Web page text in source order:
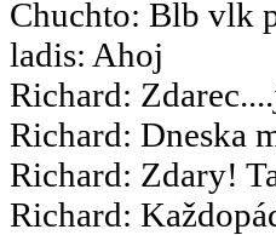
Chuchto: Blb vlk
ladis: Ahoj
Richard:
Richard: Dneska
Richard: Zdary!
Richard: